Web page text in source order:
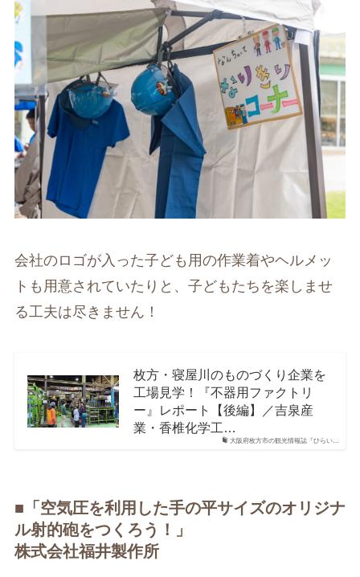
会社のロゴが入った子ども用の作業着やヘルメッ
トも用意されていたりと、子どもたちを楽しませ
る工夫は尽きません！
大阪府枚方市の観光情報誌『ひらい…
枚方・寝屋川のものづくり企業を
工場見学！『不器用ファクトリ
ー』レポート【後編】／吉泉産
業・香椎化学工…
■「空気圧を利用した手の平サイズのオリジナ
ル射的砲をつくろう！」
株式会社福井製作所